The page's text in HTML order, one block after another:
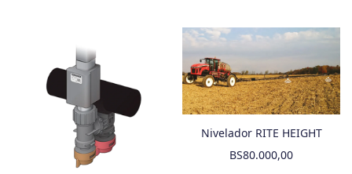
Nivelador RITE HEIGHT
BS80.000,00